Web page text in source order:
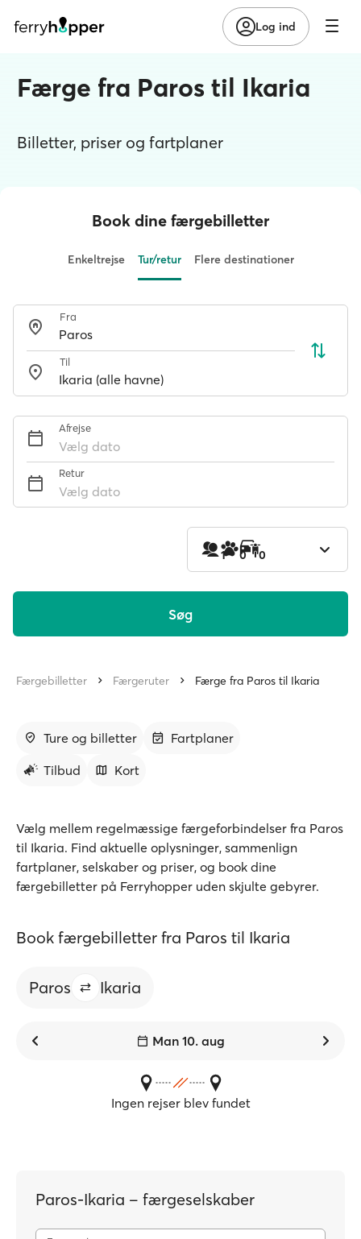
Log ind
Færge fra Paros til Ikaria
Billetter, priser og fartplaner
Book dine færgebilletter
Enkeltrejse Tur/retur Flere destinationer
Fra
Til
Afrejse
Vælg dato
Retur
Vælg dato
1 0 0
Søg
Færgebilletter Færgeruter Færge fra Paros til Ikaria
Ture og billetter
Fartplaner
Tilbud
Kort
Vælg mellem regelmæssige færgeforbindelser fra Paros
til Ikaria. Find aktuelle oplysninger, sammenlign
fartplaner, selskaber og priser, og book dine
færgebilletter på Ferryhopper uden skjulte gebyrer.
Book færgebilletter fra Paros til Ikaria
Paros Ikaria
Man 10. aug
Ingen rejser blev fundet
Paros-Ikaria – færgeselskaber